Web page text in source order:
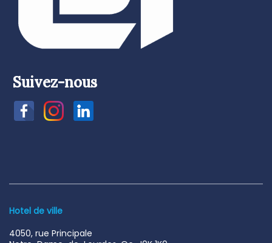
Suivez-nous
Hotel de ville
4050, rue Principale